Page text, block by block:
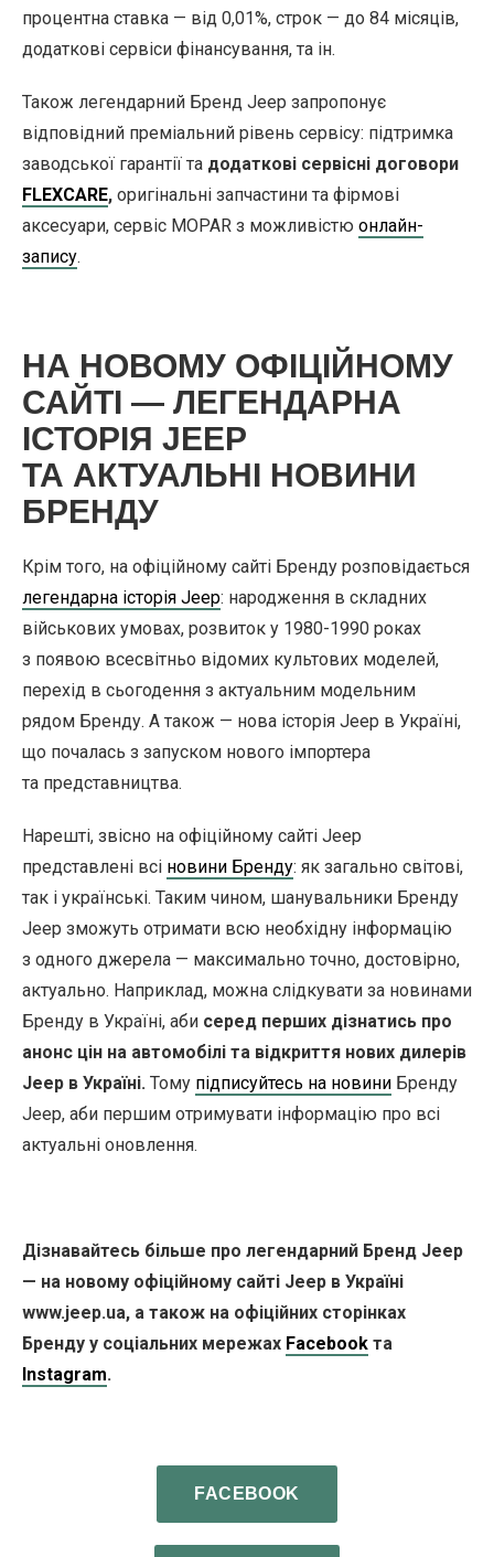
процентна ставка — від 0,01%, строк — до 84 місяців,
додаткові сервіси фінансування, та ін.
Також легендарний Бренд Jeep запропонує
відповідний преміальний рівень сервісу: підтримка
заводської гарантії та додаткові сервісні договори
FLEXCARE, оригінальні запчастини та фірмові
аксесуари, сервіс MOPAR з можливістю онлайн-
запису.
НА НОВОМУ ОФІЦІЙНОМУ
САЙТІ — ЛЕГЕНДАРНА
ІСТОРІЯ JEEP
ТА АКТУАЛЬНІ НОВИНИ
БРЕНДУ
Крім того, на офіційному сайті Бренду розповідається
легендарна історія Jeep: народження в складних
військових умовах, розвиток у 1980-1990 роках
з появою всесвітньо відомих культових моделей,
перехід в сьогодення з актуальним модельним
рядом Бренду. А також — нова історія Jeep в Україні,
що почалась з запуском нового імпортера
та представництва.
Нарешті, звісно на офіційному сайті Jeep
представлені всі новини Бренду: як загально світові,
так і українські. Таким чином, шанувальники Бренду
Jeep зможуть отримати всю необхідну інформацію
з одного джерела — максимально точно, достовірно,
актуально. Наприклад, можна слідкувати за новинами
Бренду в Україні, аби серед перших дізнатись про
анонс цін на автомобілі та відкриття нових дилерів
Jeep в Україні. Тому підписуйтесь на новини Бренду
Jeep, аби першим отримувати інформацію про всі
актуальні оновлення.
Дізнавайтесь більше про легендарний Бренд Jeep
— на новому офіційному сайті Jeep в Україні
www.jeep.ua, а також на офіційних сторінках
Бренду у соціальних мережах Facebook та
Instagram.
FACEBOOK